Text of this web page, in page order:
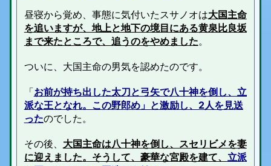
昼寝から覚め、事態に気付いたスサノオは大国主命
を追いますが、地上と地下の境目にある黄泉比良坂
まで来たところで、追うのをやめました。
ついに、大国主命の男気を認めたのです。
「お前が持ち出した太刀と弓矢で八十神を倒し、立
派な王となれ。この野郎め」と激励し、2人を見送
ったのでした。
その後、 大国主命は八十神を倒し、スセリビメを妻
に迎えました。そうして、豪華な宮殿を建て、 立派